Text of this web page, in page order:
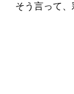
そう言って、